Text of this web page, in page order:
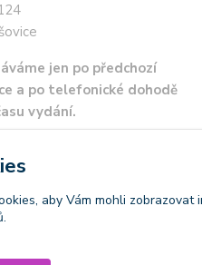
jen po předchozí
a po telefonické dohodě
vydání.
aby Vám mohli zobrazovat